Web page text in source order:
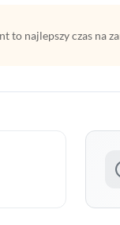
to najlepszy czas na